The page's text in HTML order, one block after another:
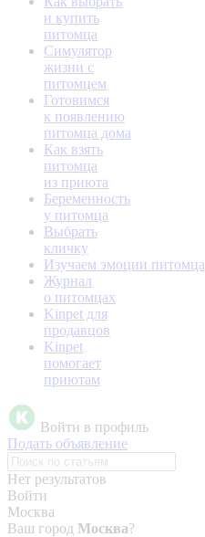
и купить
питомца
Симулятор
жизни с
питомцем
Готовимся
к появлению
питомца дома
Как взять
питомца
из приюта
Беременность
у питомца
Выбрать
кличку
Изучаем эмоции питомца
Журнал
о питомцах
Kinpet для
продавцов
Kinpet
помогает
приютам
Войти в профиль
Подать объявление
Нет результатов
Войти
Москва
Ваш город Москва?